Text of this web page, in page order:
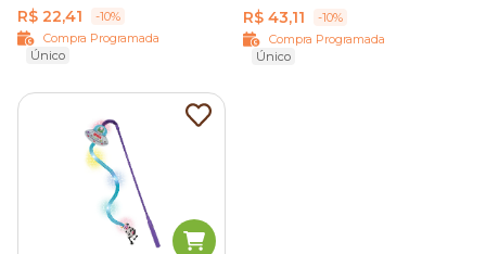
R$ 22,41
-10%
Compra Programada
Único
R$ 43,11
-10%
Compra Programada
Único